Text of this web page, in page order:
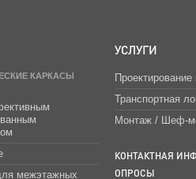
КАРКАСЫ
межэтажных
УСЛУГИ
Проектирование
Транспортная
Монтаж / Шеф-
КОНТАКТНАЯ
ОПРОСЫ